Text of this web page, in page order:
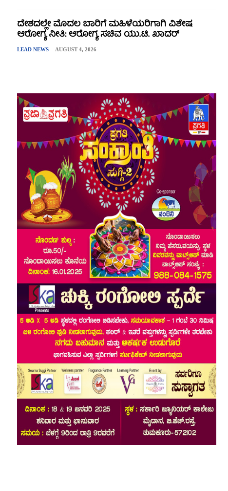
ದೇಶದಲ್ಲೇ ಮೊದಲ ಬಾರಿಗೆ ಮಹಿಳೆಯರಿಗಾಗಿ ವಿಶೇಷ
ಆರೋಗ್ಯ ನೀತಿ: ಆರೋಗ್ಯ ಸಚಿವ ಯು.ಟಿ. ಖಾದರ್
LEAD NEWS AUGUST 4, 2026